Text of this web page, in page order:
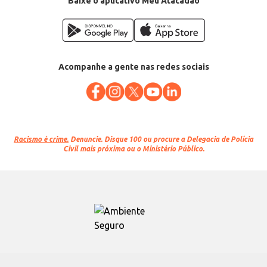
Acompanhe a gente nas redes sociais
Racismo é crime. Denuncie. Disque 100 ou procure a Delegacia de Polícia
Civil mais próxima ou o Ministério Público.